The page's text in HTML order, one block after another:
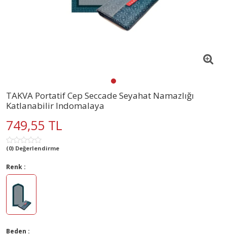
TAKVA Portatif Cep Seccade Seyahat Namazlığı
Katlanabilir Indomalaya
749,55 TL
(0) Değerlendirme
Renk :
Beden :